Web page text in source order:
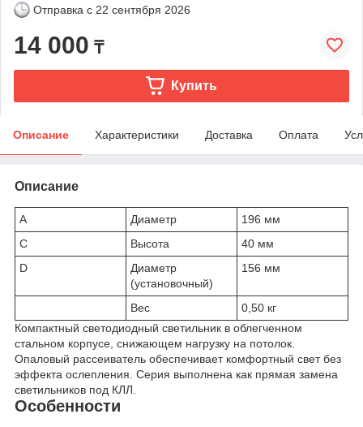
Отправка с 22 сентября 2026
14 000 ₸
Купить
Описание Характеристики Доставка Оплата
Описание
A Диаметр
196 мм
C
Высота
40 мм
D
Диаметр
(установочный)
156 мм
Вес
0,50 кг
Компактный светодиодный светильник в облегченном
стальном корпусе, снижающем нагрузку на потолок.
Опаловый рассеиватель обеспечивает комфортный свет без
эффекта ослепления. Серия выполнена как прямая замена
светильников под КЛЛ.
Особенности